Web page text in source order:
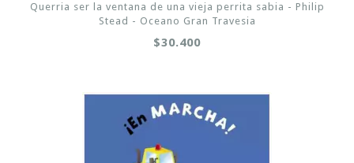
Querria ser la ventana de una vieja perrita sabia - Philip
Stead - Oceano Gran Travesia
$30.400